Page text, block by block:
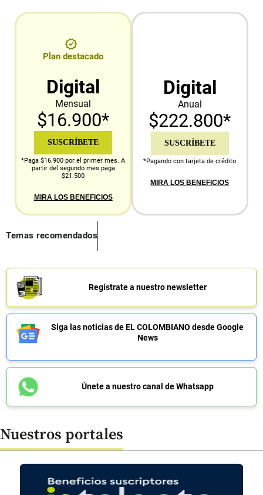
Plan destacado
Digital
Mensual
$16.900*
SUSCRÍBETE
*Paga $16.900 por el primer mes. A
partir del segundo mes paga
$21.500
MIRA LOS BENEFICIOS
Digital
Anual
$222.800*
SUSCRÍBETE
*Pagando con tarjeta de crédito
MIRA LOS BENEFICIOS
Temas recomendados
Regístrate a nuestro newsletter
Siga las noticias de EL COLOMBIANO desde Google
News
Únete a nuestro canal de Whatsapp
Nuestros portales